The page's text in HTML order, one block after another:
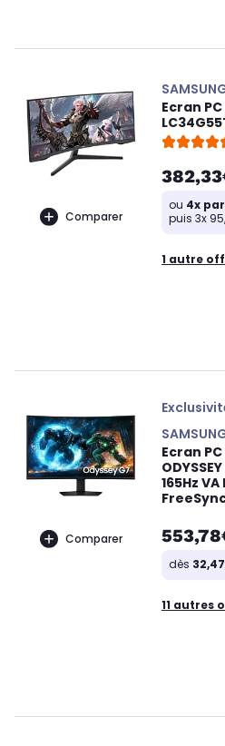
Comparer
Ecran
ou 4x
puis 3x
1 autre
Comparer
Ecran
165Hz VA
dès
11 autres